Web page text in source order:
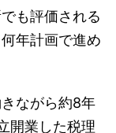
も評価される
年計画で進め
ながら約8年
開業した税理